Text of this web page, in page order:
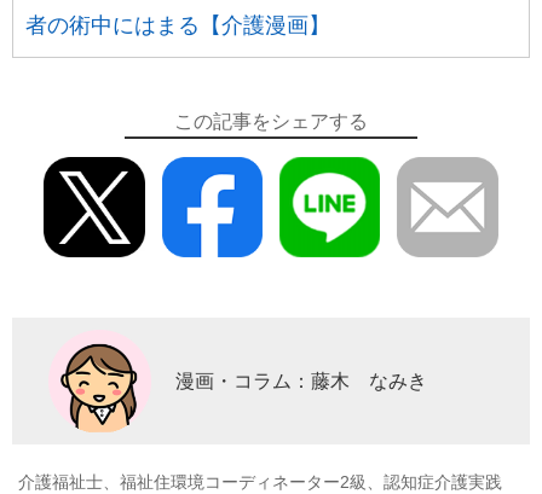
者の術中にはまる【介護漫画】
この記事をシェアする
漫画・コラム：藤木 なみき
介護福祉士、福祉住環境コーディネーター2級、認知症介護実践